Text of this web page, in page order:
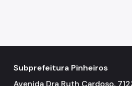
Subprefeitura Pinheiros
Avenida Dra Ruth Cardoso,